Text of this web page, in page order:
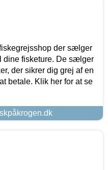
der sælger
dine fisketure. De sælger
der sikrer dig grej af en
betale. Klik her for at se